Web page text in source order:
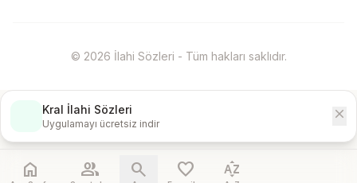
© 2026 İlahi Sözleri - Tüm hakları saklıdır.
Kral İlahi Sözleri
Uygulamayı ücretsiz indir
close
home people search favorite sort_by_alpha